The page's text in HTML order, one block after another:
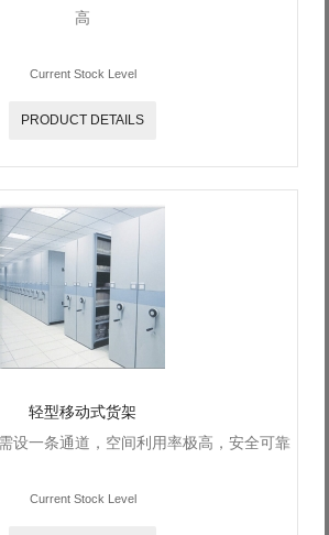
高
Current Stock Level
PRODUCT DETAILS
轻型移动式货架
设一条通道，空间利用率极高，安全可靠
Current Stock Level